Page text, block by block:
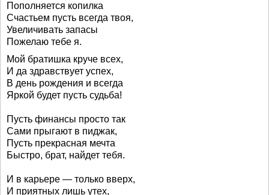
Пополняется копилка
Счастьем пусть всегда твоя,
Увеличивать запасы
Пожелаю тебе я.
Мой братишка круче всех,
И да здравствует успех,
В день рождения и всегда
Яркой будет пусть судьба!
Пусть финансы просто так
Сами прыгают в пиджак,
Пусть прекрасная мечта
Быстро, брат, найдет тебя.
И в карьере — только вверх,
И приятных лишь утех,